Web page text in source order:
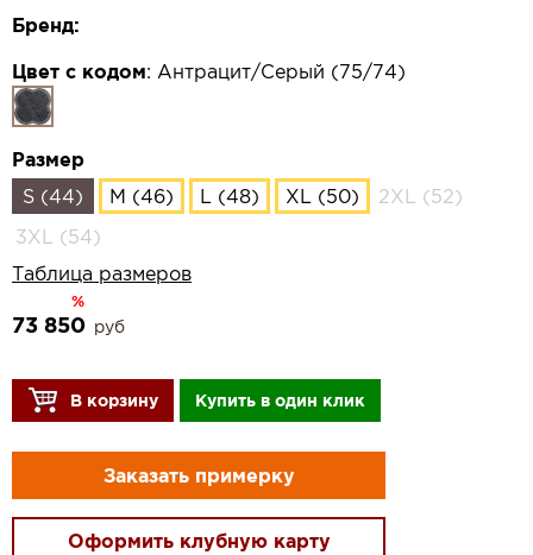
Бренд:
Цвет с кодом: Антрацит/Серый (75/74)
Размер
S (44)
M (46) L (48) XL (50)
2XL (52)
3XL (54)
Таблица размеров
%
73 850 руб
В корзину Купить в один клик
Заказать примерку
Оформить клубную карту